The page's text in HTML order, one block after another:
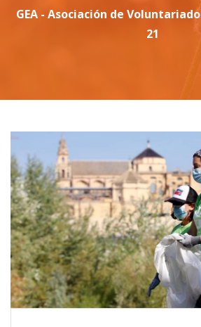
GEA - Asociación de Voluntariado
21